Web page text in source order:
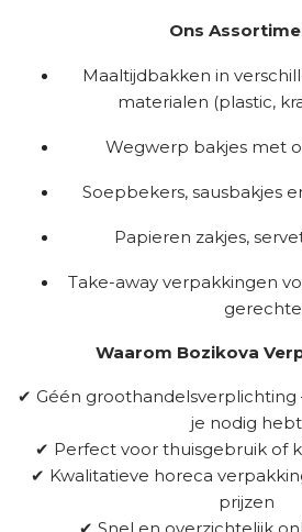
Ons
Maaltijdbakken in
materialen (plastic,
Wegwerp bakjes met
Soepbekers, sausbakjes
Papieren zakjes,
Take-away verpakkingen
Waarom Bozikova
✔ Géén
je nodig hebt
✔ Perfect voor thuisgebruik of
✔ Kwalitatieve horeca
prijzen